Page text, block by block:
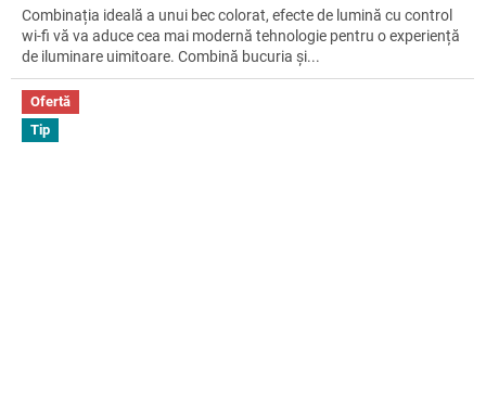
Combinația ideală a unui bec colorat, efecte de lumină cu control
wi-fi vă va aduce cea mai modernă tehnologie pentru o experiență
de iluminare uimitoare. Combină bucuria și...
Ofertă
Tip